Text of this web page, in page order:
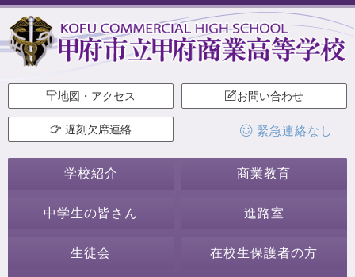
地図・アクセス お問い合わせ
遅刻欠席連絡 緊急連絡なし
学校紹介 商業教育
中学生の皆さん 進路室
生徒会 在校生保護者の方